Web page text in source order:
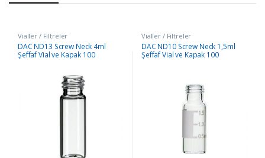
Vialler / Filtreler
DAC ND13 Screw Neck 4ml
Şeffaf Vial ve Kapak 100
Vialler / Filtreler
DAC ND10 Screw Neck 1,5ml
Şeffaf Vial ve Kapak 100